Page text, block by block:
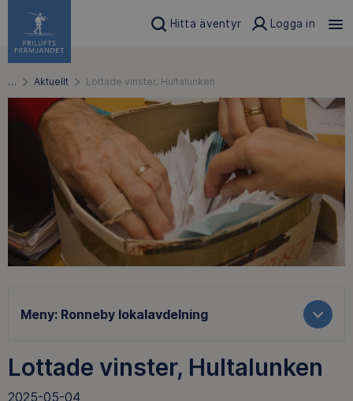
Hitta äventyr Logga in
… Aktuellt Lottade vinster, Hultalunken
Meny: Ronneby lokalavdelning
Lottade vinster, Hultalunken
2025-05-04